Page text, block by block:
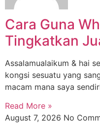
Cara Guna
Tingkatkan
Assalamualaikum & hai
kongsi sesuatu yang
macam mana saya
Read More »
August 7, 2026 No